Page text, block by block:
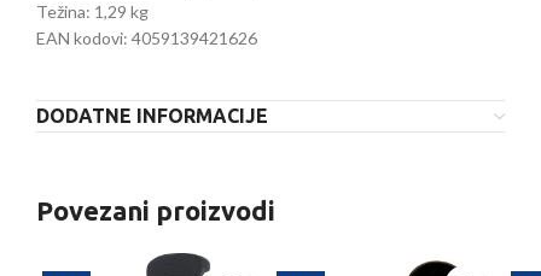
Težina: 1,29 kg
EAN kodovi: 4059139421626
DODATNE INFORMACIJE
Povezani proizvodi